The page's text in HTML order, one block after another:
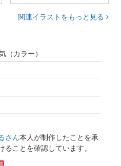
関連イラストをもっと見る
（カラー）
さん本人が制作したことを承
ことを確認しています。